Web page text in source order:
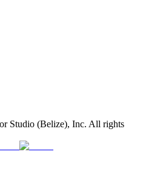
Studio (Belize), Inc. All rights